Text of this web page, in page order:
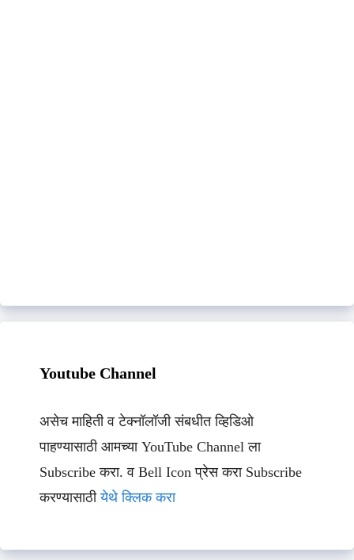
Youtube Channel
असेच माहिती व टेक्नॉलॉजी संबधीत व्हिडिओ
पाहण्यासाठी आमच्या YouTube Channel ला
Subscribe करा. व Bell Icon प्रेस करा Subscribe
करण्यासाठीयेथे क्लिक करा